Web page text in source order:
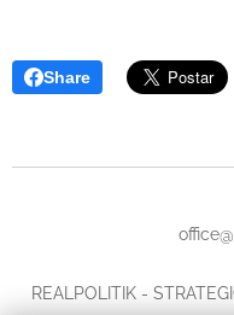
Share
REALPOLITIK -